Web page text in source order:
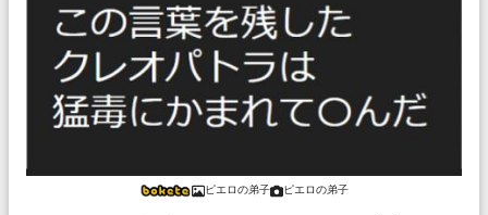
ピエロの弟子 ピエロの弟子